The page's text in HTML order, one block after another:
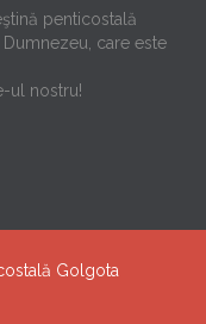
penticostală
care este
ul nostru!
Golgota